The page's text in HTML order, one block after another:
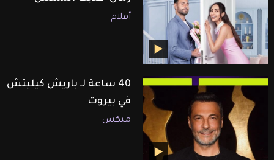
أفلام
40 ساعة لـ باريش كيليتش
في بيروت
ميكس